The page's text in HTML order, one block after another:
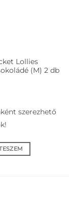
Lollies
(M) 2 db
szerezhető